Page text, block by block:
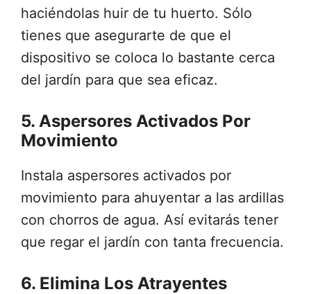
haciéndolas huir de tu huerto. Sólo
tienes que asegurarte de que el
dispositivo se coloca lo bastante cerca
del jardín para que sea eficaz.
5. Aspersores Activados Por
Movimiento
Instala aspersores activados por
movimiento para ahuyentar a las ardillas
con chorros de agua. Así evitarás tener
que regar el jardín con tanta frecuencia.
6. Elimina Los Atrayentes